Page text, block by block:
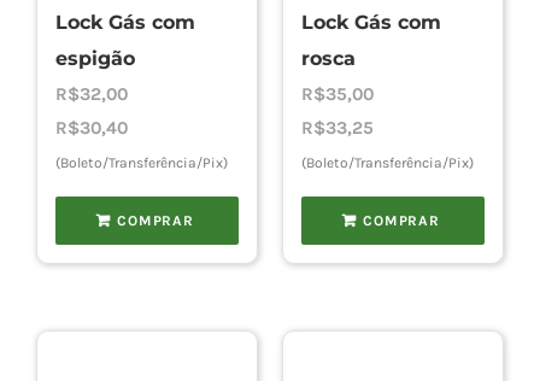
Lock Gás com
espigão
R$32,00
R$30,40
(Boleto/Transferência/Pix)
COMPRAR
Lock Gás com
rosca
R$35,00
R$33,25
(Boleto/Transferência/Pix)
COMPRAR